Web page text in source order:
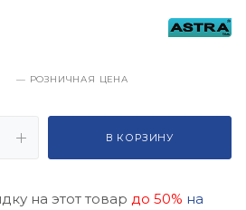
— РОЗНИЧНАЯ ЦЕНА
В КОРЗИНУ
на этот товар до 50% на